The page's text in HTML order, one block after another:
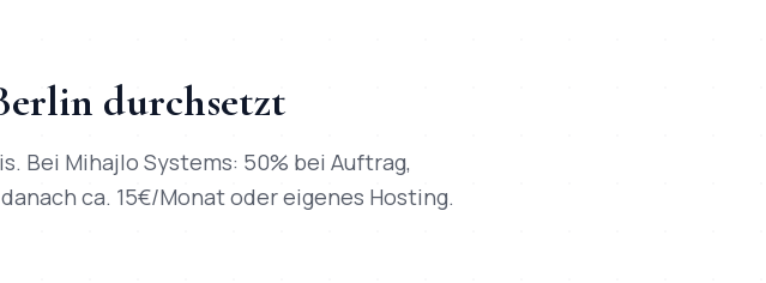
durchsetzt
Bei Mihajlo Systems: 50% bei Auftrag,
ca. 15€/Monat oder eigenes Hosting.